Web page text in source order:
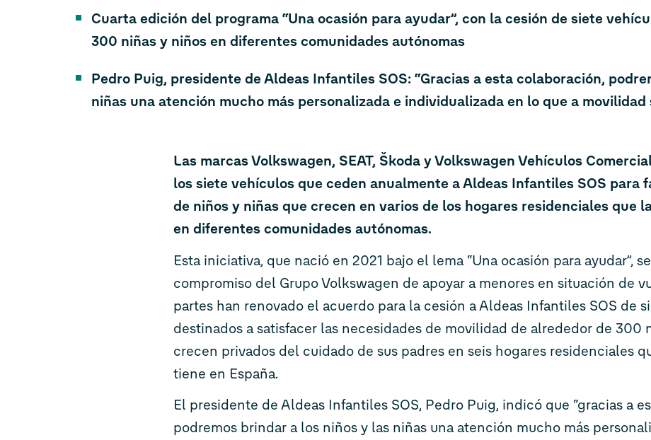
Cuarta edición del programa “Una ocasión para ayudar”, con la cesión de siete
300 niñas y niños en diferentes comunidades autónomas
Pedro Puig, presidente de Aldeas Infantiles SOS: “Gracias a esta colaboración,
niñas una atención mucho más personalizada e individualizada en lo que a movilidad
Las marcas Volkswagen, SEAT, Škoda y Volkswagen Vehículos
los siete vehículos que ceden anualmente a Aldeas Infantiles SOS para
de niños y niñas que crecen en varios de los hogares residenciales que
en diferentes comunidades autónomas.
Esta iniciativa, que nació en 2021 bajo el lema “Una ocasión para ayudar”,
compromiso del Grupo Volkswagen de apoyar a menores en situación de
partes han renovado el acuerdo para la cesión a Aldeas Infantiles SOS de
destinados a satisfacer las necesidades de movilidad de alrededor de 300
crecen privados del cuidado de sus padres en seis hogares residenciales
tiene en España.
El presidente de Aldeas Infantiles SOS, Pedro Puig, indicó que “gracias a
podremos brindar a los niños y las niñas una atención mucho más